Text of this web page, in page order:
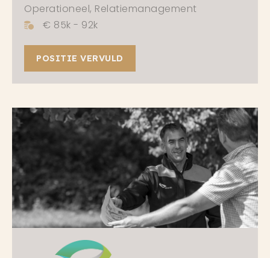
Operationeel, Relatiemanagement
€ 85k - 92k
POSITIE VERVULD